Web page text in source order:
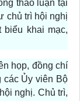
thảo luận tại
chủ trì hội nghị
biểu khai mạc,
họp, đồng chí
các Ủy viên Bộ
nghị. Chủ trì,